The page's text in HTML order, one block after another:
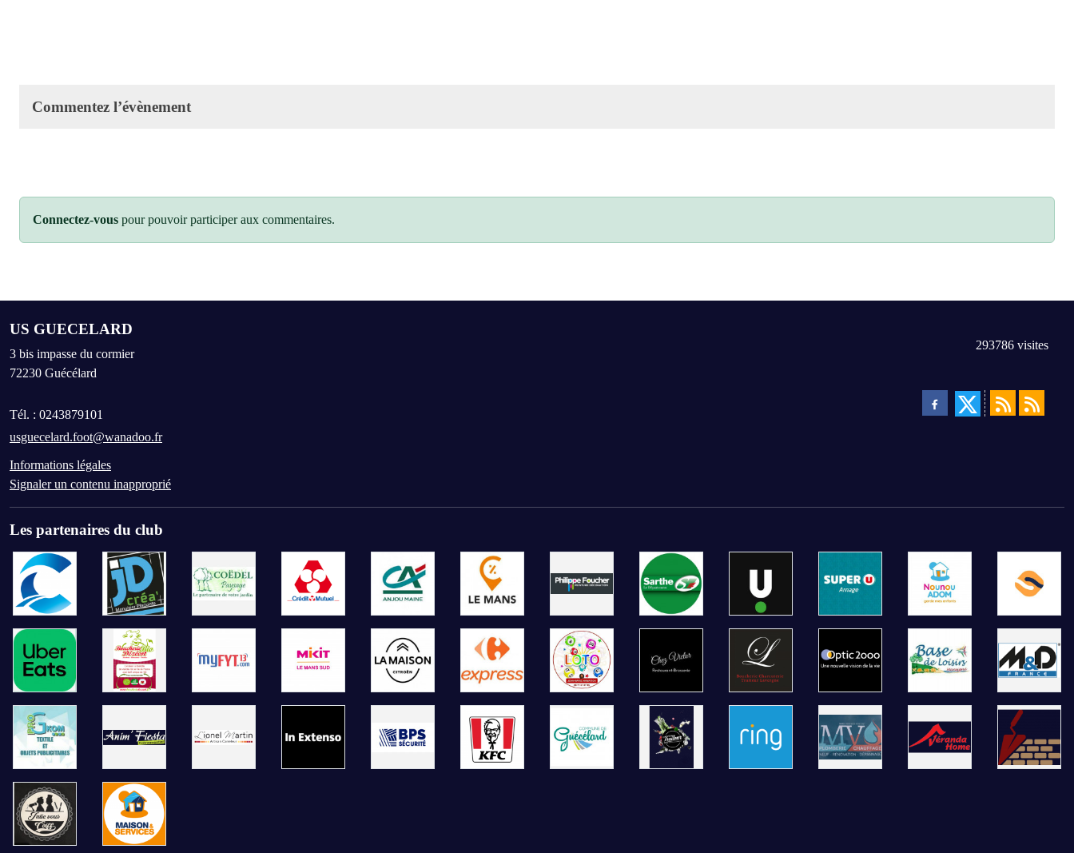
Commentez l’évènement
Connectez-vous pour pouvoir participer aux commentaires.
US GUECELARD
3 bis impasse du cormier
72230 Guécélard
Tél. : 0243879101
usguecelard.foot@wanadoo.fr
Informations légales
Signaler un contenu inapproprié
293786 visites
Les partenaires du club